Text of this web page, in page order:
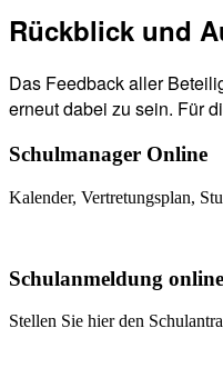
Rückblick und
Das Feedback aller
erneut dabei zu sein. Für
Schulmanager Online
Kalender, Vertretungsplan,
Schulanmeldung online
Stellen Sie hier den